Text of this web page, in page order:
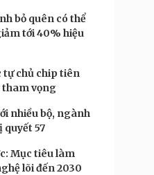
tình yêu
cho bé
tâm hồn
bỏ quên có thể
tới 40% hiệu
tự chủ chip tiên
tham vọng
nhiều bộ, ngành
57
Mục tiêu làm
lõi đến 2030